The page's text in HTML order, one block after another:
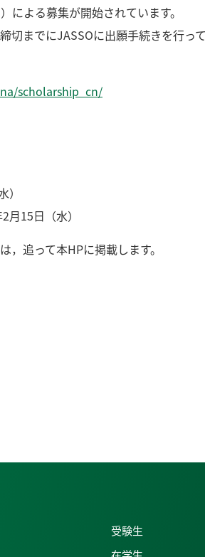
よる募集が開始されています。
までにJASSOに出願手続きを行って
scholarship_cn/
15日（水）
追って本HPに掲載します。
受験生